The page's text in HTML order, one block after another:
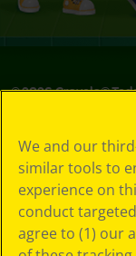
©2026Crayola®
de privacidad
Política de
privacidad
Términos de SMS
GDPR
Aviso de
We and our
similar tools to
experience on
conduct
agree to (1) our